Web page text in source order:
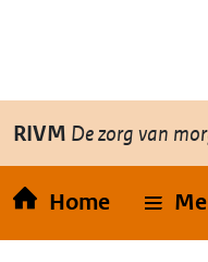
Overslaan en naar de
RIVM De zorg van
Home